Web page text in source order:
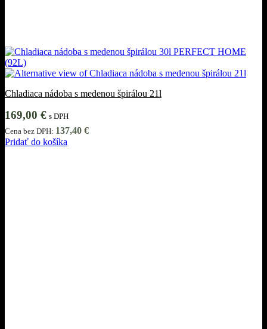
Chladiaca nádoba s medenou špirálou 21l
169,00 € s DPH
Cena bez DPH: 137,40 €
Pridať do košíka